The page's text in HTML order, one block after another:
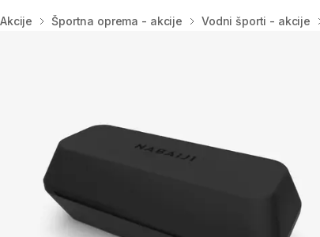
Domov
Akcije Športna oprema - akcije Vodni športi - akcije